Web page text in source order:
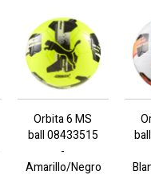
Orbita 6 MS
ball 08433515
-
Amarillo/Negro